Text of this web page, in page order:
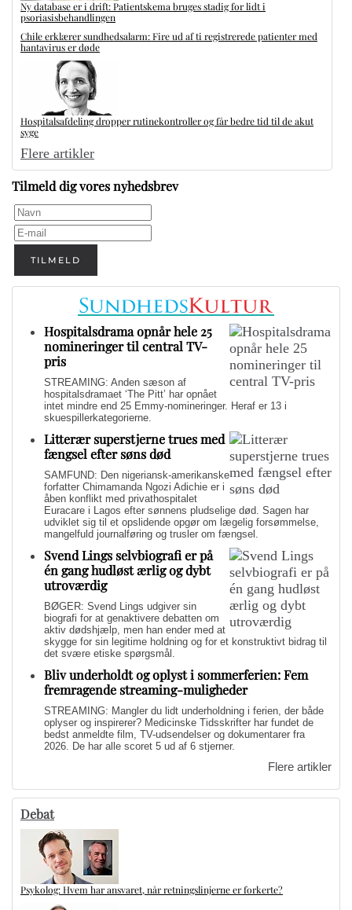
Ny database er i drift: Patientskema bruges stadig for lidt i
psoriasisbehandlingen
Chile erklærer sundhedsalarm: Fire ud af ti registrerede patienter med
hantavirus er døde
Hospitalsafdeling dropper rutinekontroller og får bedre tid til de akut
syge
Flere artikler
Tilmeld dig vores nyhedsbrev
TILMELD
Hospitalsdrama opnår hele 25
nomineringer til central TV-
pris
STREAMING: Anden sæson af
hospitalsdramaet ‘The Pitt’ har opnået
intet mindre end 25 Emmy-nomineringer. Heraf er 13 i
skuespillerkategorierne.
Litterær superstjerne trues med
fængsel efter søns død
SAMFUND: Den nigeriansk-amerikanske
forfatter Chimamanda Ngozi Adichie er i
åben konflikt med privathospitalet
Euracare i Lagos efter sønnens pludselige død. Sagen har
udviklet sig til et opslidende opgør om lægelig forsømmelse,
mangelfuld journalføring og trusler om fængsel.
Svend Lings selvbiografi er på
én gang hudløst ærlig og dybt
utroværdig
BØGER: Svend Lings udgiver sin
biografi for at genaktivere debatten om
aktiv dødshjælp, men han ender med at
skygge for sin legitime holdning og for et konstruktivt bidrag til
det svære etiske spørgsmål.
Bliv underholdt og oplyst i sommerferien: Fem
fremragende streaming-muligheder
STREAMING: Mangler du lidt underholdning i ferien, der både
oplyser og inspirerer? Medicinske Tidsskrifter har fundet de
bedst anmeldte film, TV-udsendelser og dokumentarer fra
2026. De har alle scoret 5 ud af 6 stjerner.
Flere artikler
Debat
Psykolog: Hvem har ansvaret, når retningslinjerne er forkerte?